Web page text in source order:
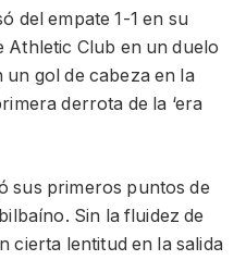
del empate 1-1 en su
Athletic Club en un duelo
gol de cabeza en la
derrota de la ‘era
sus primeros puntos de
Sin la fluidez de
cierta lentitud en la salida